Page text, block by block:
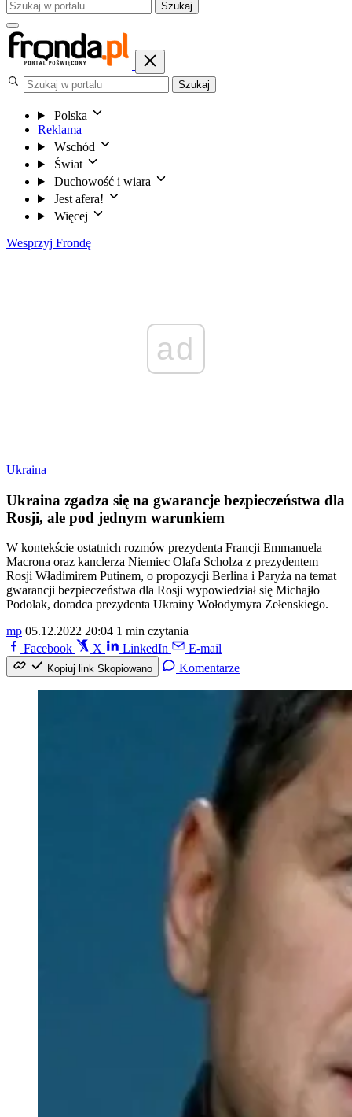
Szukaj
Szukaj
Polska
Reklama
Wschód
Świat
Duchowość i wiara
Jest afera!
Więcej
Wesprzyj Frondę
ad
Ukraina
Ukraina zgadza się na gwarancje bezpieczeństwa dla
Rosji, ale pod jednym warunkiem
W kontekście ostatnich rozmów prezydenta Francji Emmanuela
Macrona oraz kanclerza Niemiec Olafa Scholza z prezydentem
Rosji Władimirem Putinem, o propozycji Berlina i Paryża na temat
gwarancji bezpieczeństwa dla Rosji wypowiedział się Michajło
Podolak, doradca prezydenta Ukrainy Wołodymyra Zełenskiego.
mp 05.12.2022 20:04 1 min czytania
Facebook
X LinkedIn E-mail
Kopiuj link Skopiowano Komentarze